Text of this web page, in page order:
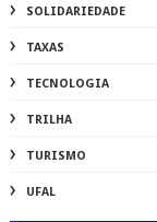
SOLIDARIEDADE
TAXAS
TECNOLOGIA
TRILHA
TURISMO
UFAL